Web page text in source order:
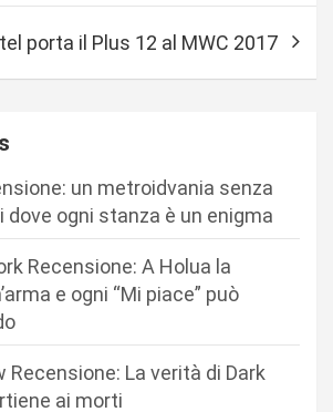
porta il Plus 12 al MWC 2017
un metroidvania senza
ogni stanza è un enigma
Recensione: A Holua la
e ogni “Mi piace” può
Recensione: La verità di Dark
ai morti